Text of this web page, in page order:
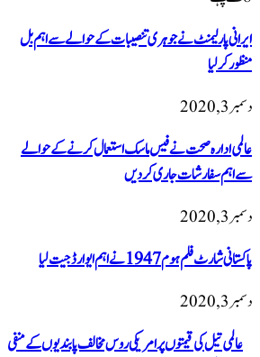
ایرانی پارلیمنٹ نے جوہری تنصیبات کے حوالے سے اہم بل
منظور کرلیا
دسمبر 3, 2020
عالمی ادارہ صحت نے فیس ماسک استعمال کرنے کے حوالے
سے اہم سفارشات جاری کردیں
دسمبر 3, 2020
پاکستانی شارٹ فلم ہوم 1947 نےاہم ایوارڈ جیت لیا
دسمبر 3, 2020
عالمی تیل کی قیمتوں پر امریکی روس مخالف پابندیوں کے منفی